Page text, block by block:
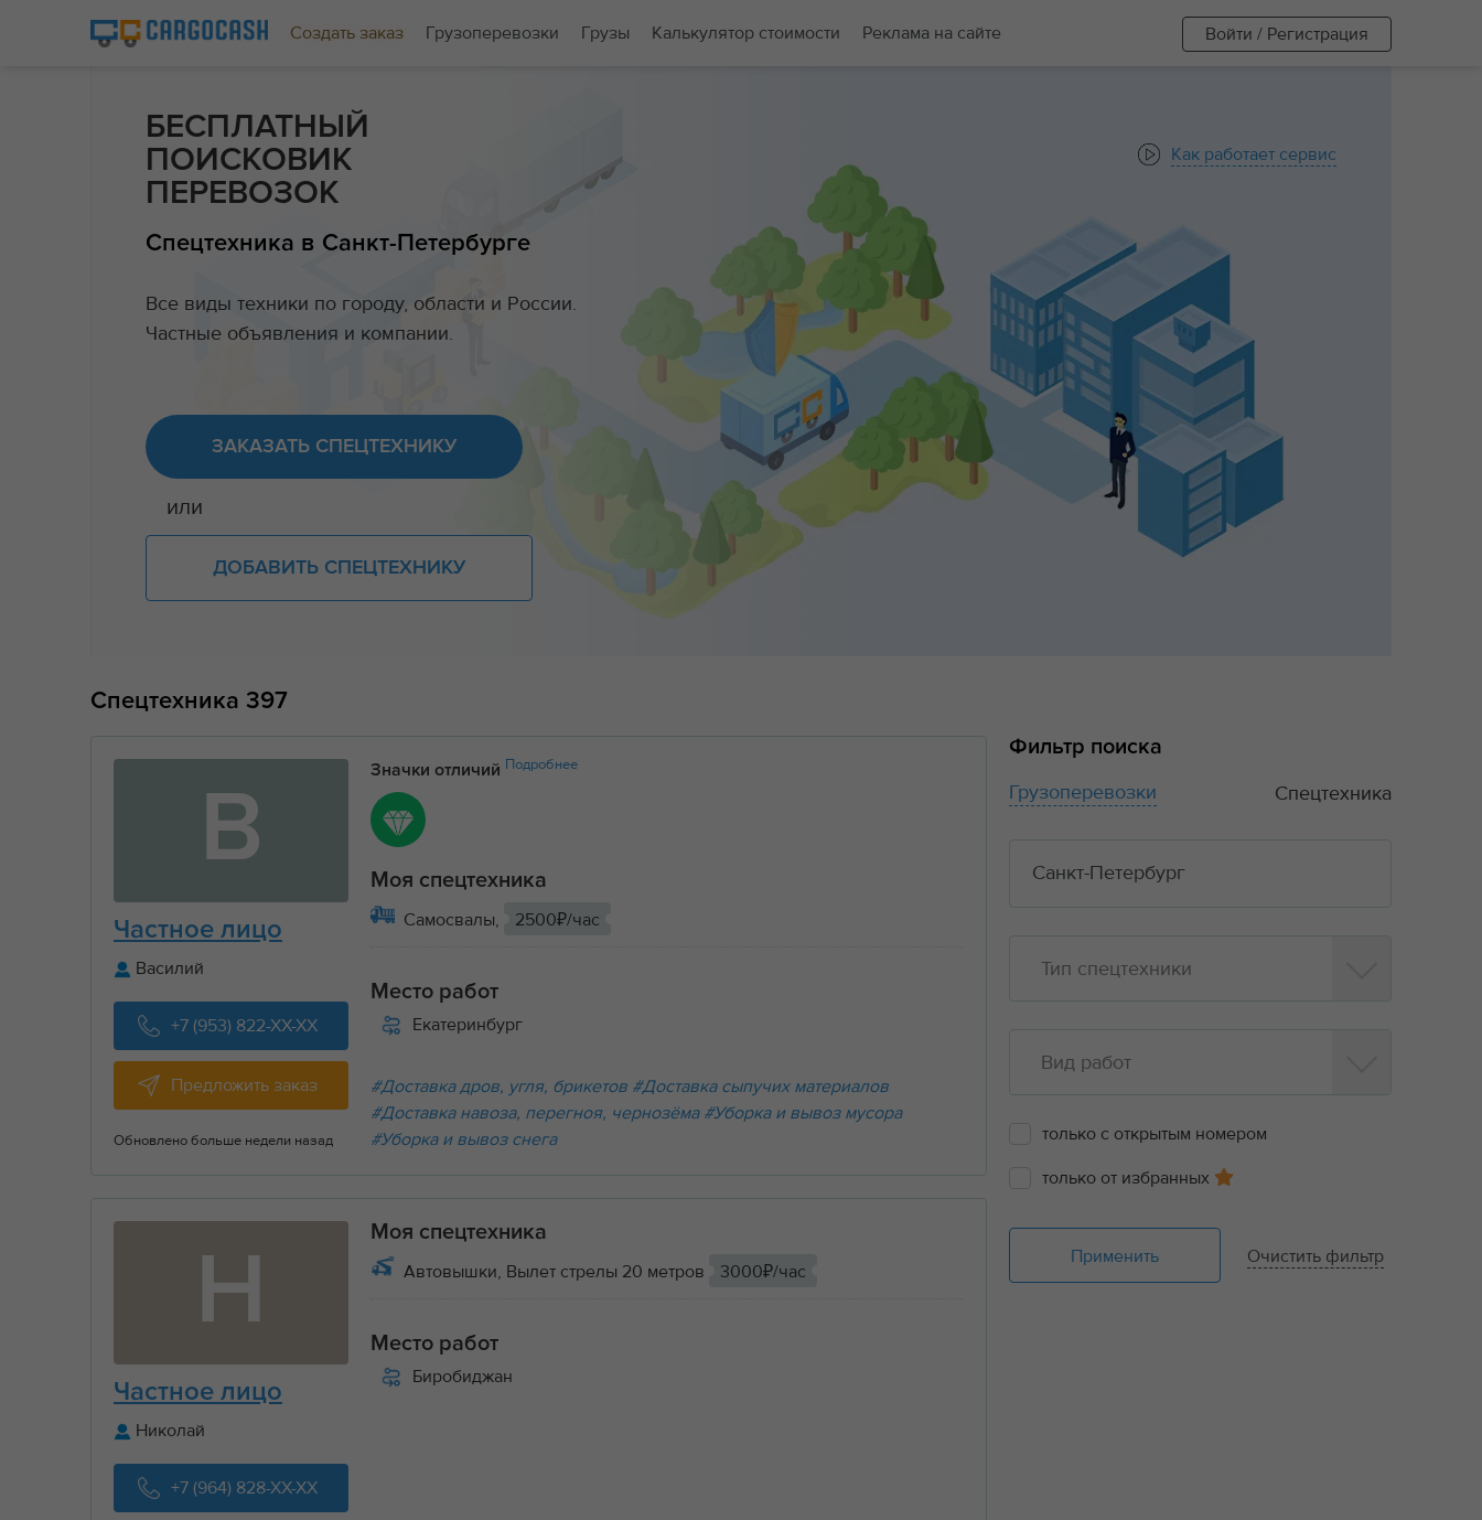
Создать заказ Грузоперевозки Грузы Калькулятор стоимости Реклама на сайте Войти / Регистрация
БЕСПЛАТНЫЙ
ПОИСКОВИК
ПЕРЕВОЗОК
Спецтехника в Санкт-Петербурге
Все виды техники по городу, области и России.
Частные объявления и компании.
ЗАКАЗАТЬ СПЕЦТЕХНИКУ
или
ДОБАВИТЬ СПЕЦТЕХНИКУ
Как работает сервис
Спецтехника 397
В
Частное лицо
Василий
+7 (953) 822-XX-XX
Предложить заказ
Обновлено больше недели назад
Значки отличий Подробнее
Моя спецтехника
Самосвалы,
2500₽/час
Место работ
Екатеринбург
#Доставка дров, угля, брикетов #Доставка сыпучих материалов
#Доставка навоза, перегноя, чернозёма #Уборка и вывоз мусора
#Уборка и вывоз снега
Н
Частное лицо
Николай
+7 (964) 828-XX-XX
Моя спецтехника
Автовышки, Вылет стрелы 20 метров
3000₽/час
Место работ
Биробиджан
Фильтр поиска
Грузоперевозки Спецтехника
Тип спецтехники
Вид работ
только с открытым номером
только от избранных
Применить Очистить фильтр